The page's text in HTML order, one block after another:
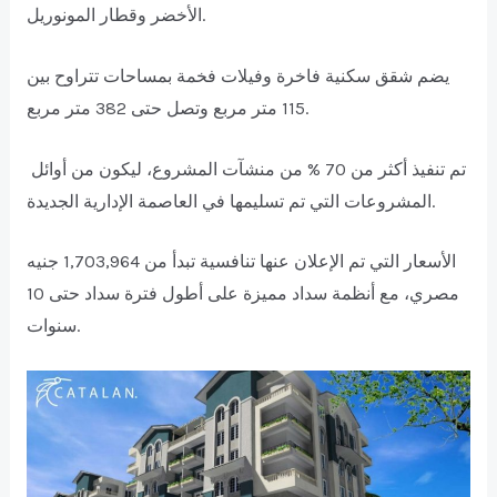
الأخضر وقطار المونوريل.
يضم شقق سكنية فاخرة وفيلات فخمة بمساحات تتراوح بين
115 متر مربع وتصل حتى 382 متر مربع.
المشروعات التي تم تسليمها في العاصمة الإدارية الجديدة.
الأسعار التي تم الإعلان عنها تنافسية تبدأ من 1,703,964 جنيه
مصري، مع أنظمة سداد مميزة على أطول فترة سداد حتى 10
سنوات.